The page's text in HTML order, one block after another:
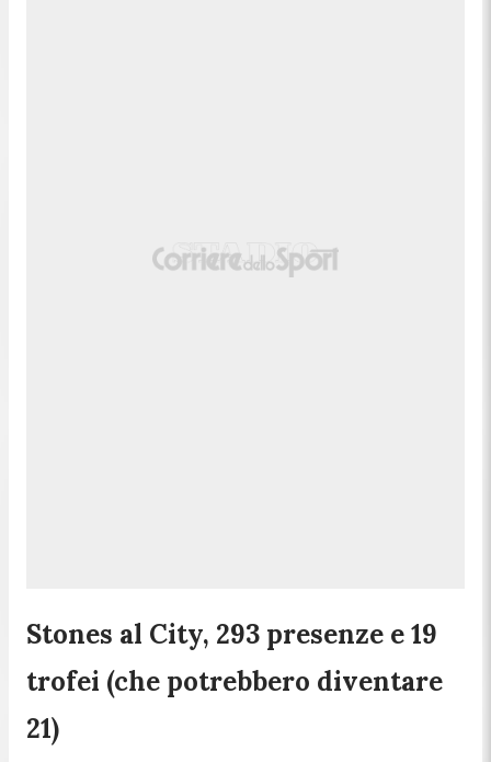
Stones al City, 293 presenze e 19
trofei (che potrebbero diventare
21)